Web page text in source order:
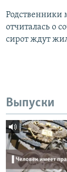
Родственники
отчиталась о
сирот ждут
Выпуски